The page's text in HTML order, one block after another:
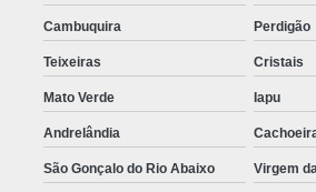
Cambuquira Perdigão
Teixeiras Cristais
Mato Verde Iapu
Andrelândia
São Gonçalo do Rio Abaixo Virgem